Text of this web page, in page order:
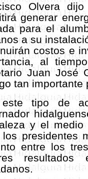
Olvera
generar
para el
a su
costos e
al
Juan José
tan
tipo de
y el
presidentes
entre los